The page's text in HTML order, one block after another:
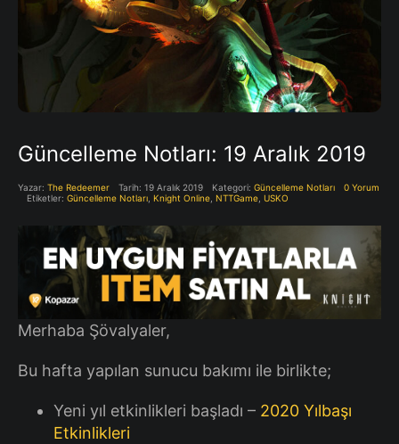
Güncelleme Notları: 19 Aralık 2019
Yazar: The Redeemer Tarih: 19 Aralık 2019 Kategori: Güncelleme Notları
0 Yorum
Etiketler: Güncelleme Notları Knight Online NTTGame USKO
Merhaba Şövalyaler,
Bu hafta yapılan sunucu bakımı ile birlikte;
Yeni yıl etkinlikleri başladı – 2020 Yılbaşı
Etkinlikleri